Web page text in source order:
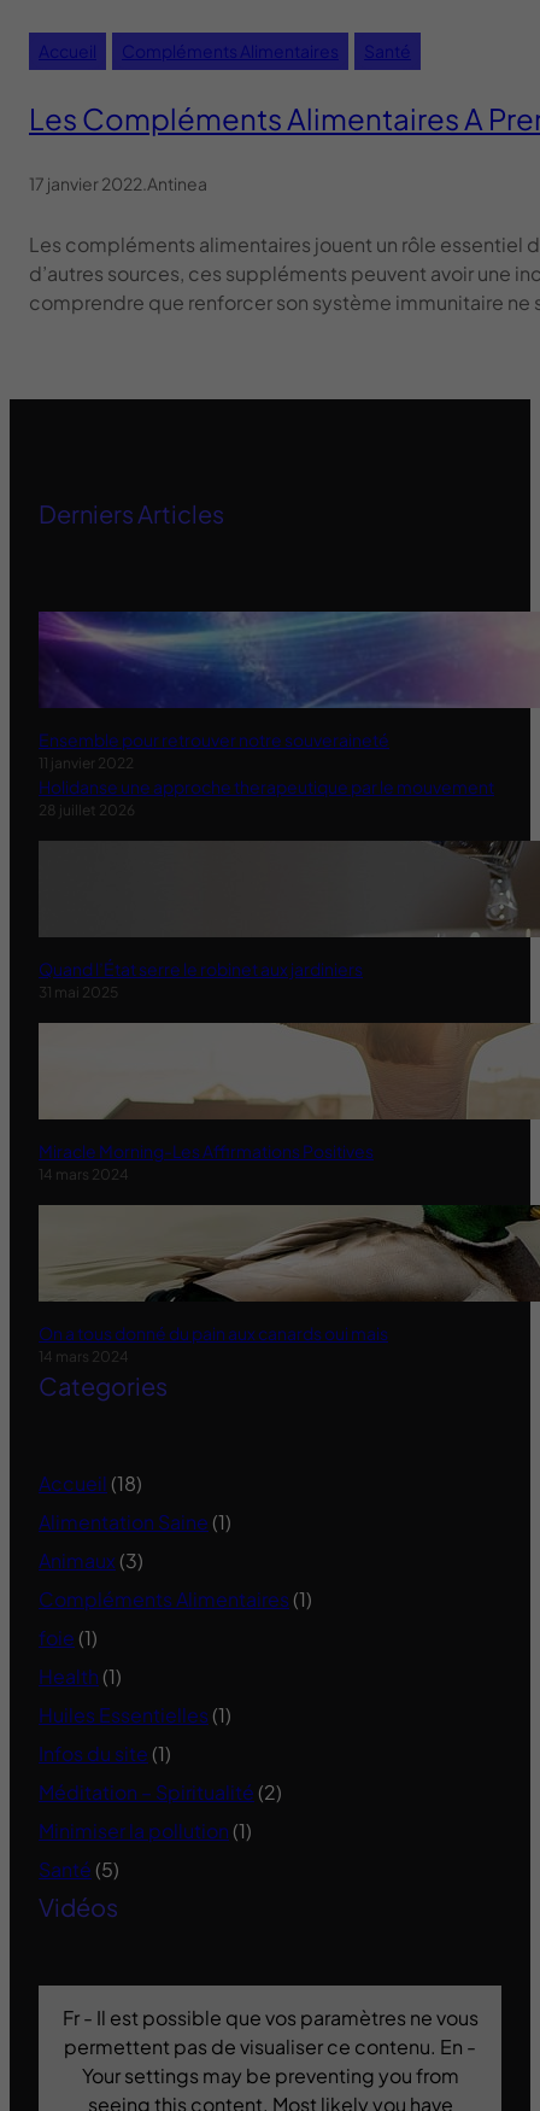
Accueil Compléments Alimentaires Santé
Les Compléments Alimentaires A
17 janvier 2022 Antinea
Les compléments alimentaires jouent un rôle essentiel
d’autres sources, ces suppléments peuvent avoir une
comprendre que renforcer son système immunitaire
Derniers Articles
Ensemble pour retrouver notre souveraineté
11 janvier 2022
Holidanse une approche therapeutique par le mouvement
28 juillet 2026
Quand l’État serre le robinet aux jardiniers
31 mai 2025
Miracle Morning-Les Affirmations Positives
14 mars 2024
On a tous donné du pain aux canards oui mais
14 mars 2024
Categories
Accueil (18)
Alimentation Saine (1)
Animaux (3)
Compléments Alimentaires (1)
foie (1)
Health (1)
Huiles Essentielles (1)
Infos du site (1)
Méditation – Spiritualité (2)
Minimiser la pollution (1)
Santé (5)
Vidéos
Fr - Il est possible que vos paramètres ne vous
permettent pas de visualiser ce contenu. En -
Your settings may be preventing you from
seeing this content. Most likely you have